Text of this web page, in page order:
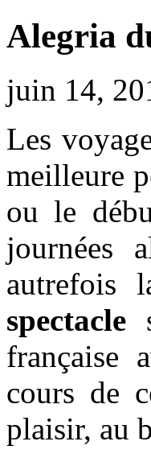
Alegria
juin 14,
Les
meilleure
ou le
journées
autrefois
spectacle
française
cours de
plaisir, au